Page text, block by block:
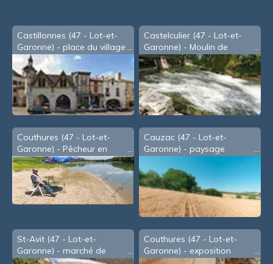
Castillonnes (47 - Lot-et-
Garonne) - place du village
Castelculier (47 - Lot-et-
Garonne) - Moulin de
Roudigou
Couthures (47 - Lot-et-
Garonne) - Pêcheur en
bord de Garonne (2008)
Cauzac (47 - Lot-et-
Garonne) - paysage
St-Avit (47 - Lot-et-
Garonne) - marché de
Couthures (47 - Lot-et-
Garonne) - exposition